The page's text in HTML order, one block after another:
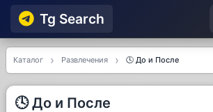
Tg Searсh
Каталог Развлечения 🕓 До и После
🕓 До и После